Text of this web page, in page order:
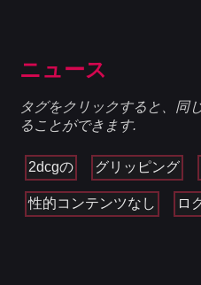
ニュース
タグをクリックすると、同
ることができます.
2dcgの グリッピング
性的コンテンツなし ロ